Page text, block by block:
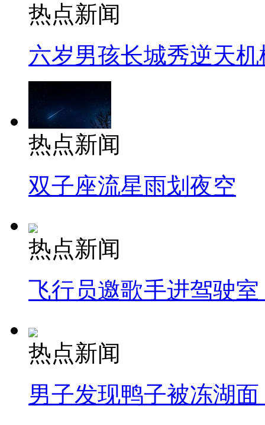
热点新闻
六岁男孩长城秀逆天机
热点新闻
双子座流星雨划夜空
热点新闻
飞行员邀歌手进驾驶
热点新闻
男子发现鸭子被冻湖